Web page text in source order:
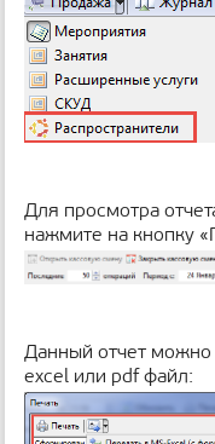
Для просмотра
нажмите на кнопку
Данный отчет можно
excel или pdf файл: